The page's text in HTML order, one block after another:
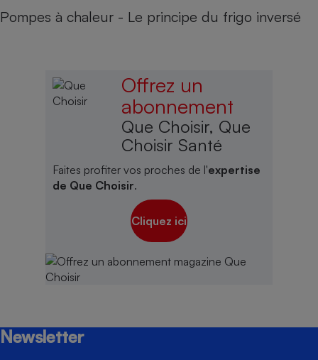
Pompes à chaleur - Le principe du frigo inversé
Offrez un
abonnement
Que Choisir, Que
Choisir Santé
Faites profiter vos proches de l'expertise
de Que Choisir.
Cliquez ici
Newsletter